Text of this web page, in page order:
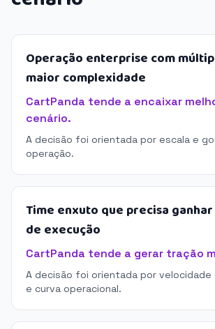
Operação enterprise com
maior complexidade
CartPanda tende a encaixar
cenário.
A decisão foi orientada por escala e
operação.
Time enxuto que precisa
de execução
CartPanda tende a gerar tração
A decisão foi orientada por velocidade
e curva operacional.